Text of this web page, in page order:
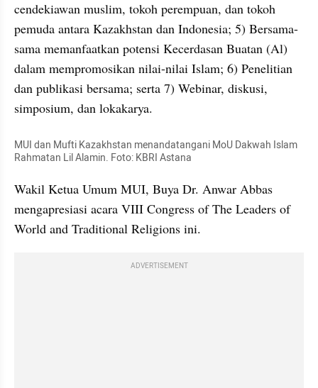
cendekiawan muslim, tokoh perempuan, dan tokoh
pemuda antara Kazakhstan dan Indonesia; 5) Bersama-
sama memanfaatkan potensi Kecerdasan Buatan (Al)
dalam mempromosikan nilai-nilai Islam; 6) Penelitian
dan publikasi bersama; serta 7) Webinar, diskusi,
simposium, dan lokakarya.
MUI dan Mufti Kazakhstan menandatangani MoU Dakwah Islam
Rahmatan Lil Alamin. Foto: KBRI Astana
Wakil Ketua Umum MUI, Buya Dr. Anwar Abbas
mengapresiasi acara VIII Congress of The Leaders of
World and Traditional Religions ini.
ADVERTISEMENT